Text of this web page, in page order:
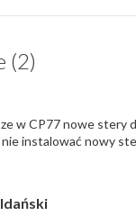
(2)
w CP77 nowe stery
nie instalować nowy